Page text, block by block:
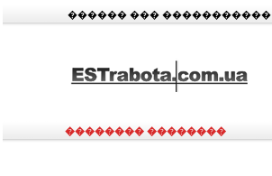
������ ��� �����������
�������� ��������